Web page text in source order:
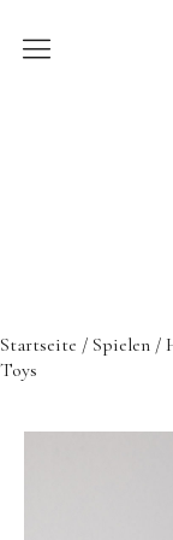
Startseite / Spielen /
Toys